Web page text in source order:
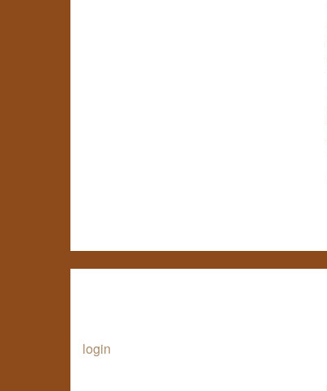
login